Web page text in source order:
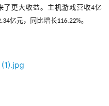
了更大收益。主机游戏营收4亿
亿元，同比增长116.22%。